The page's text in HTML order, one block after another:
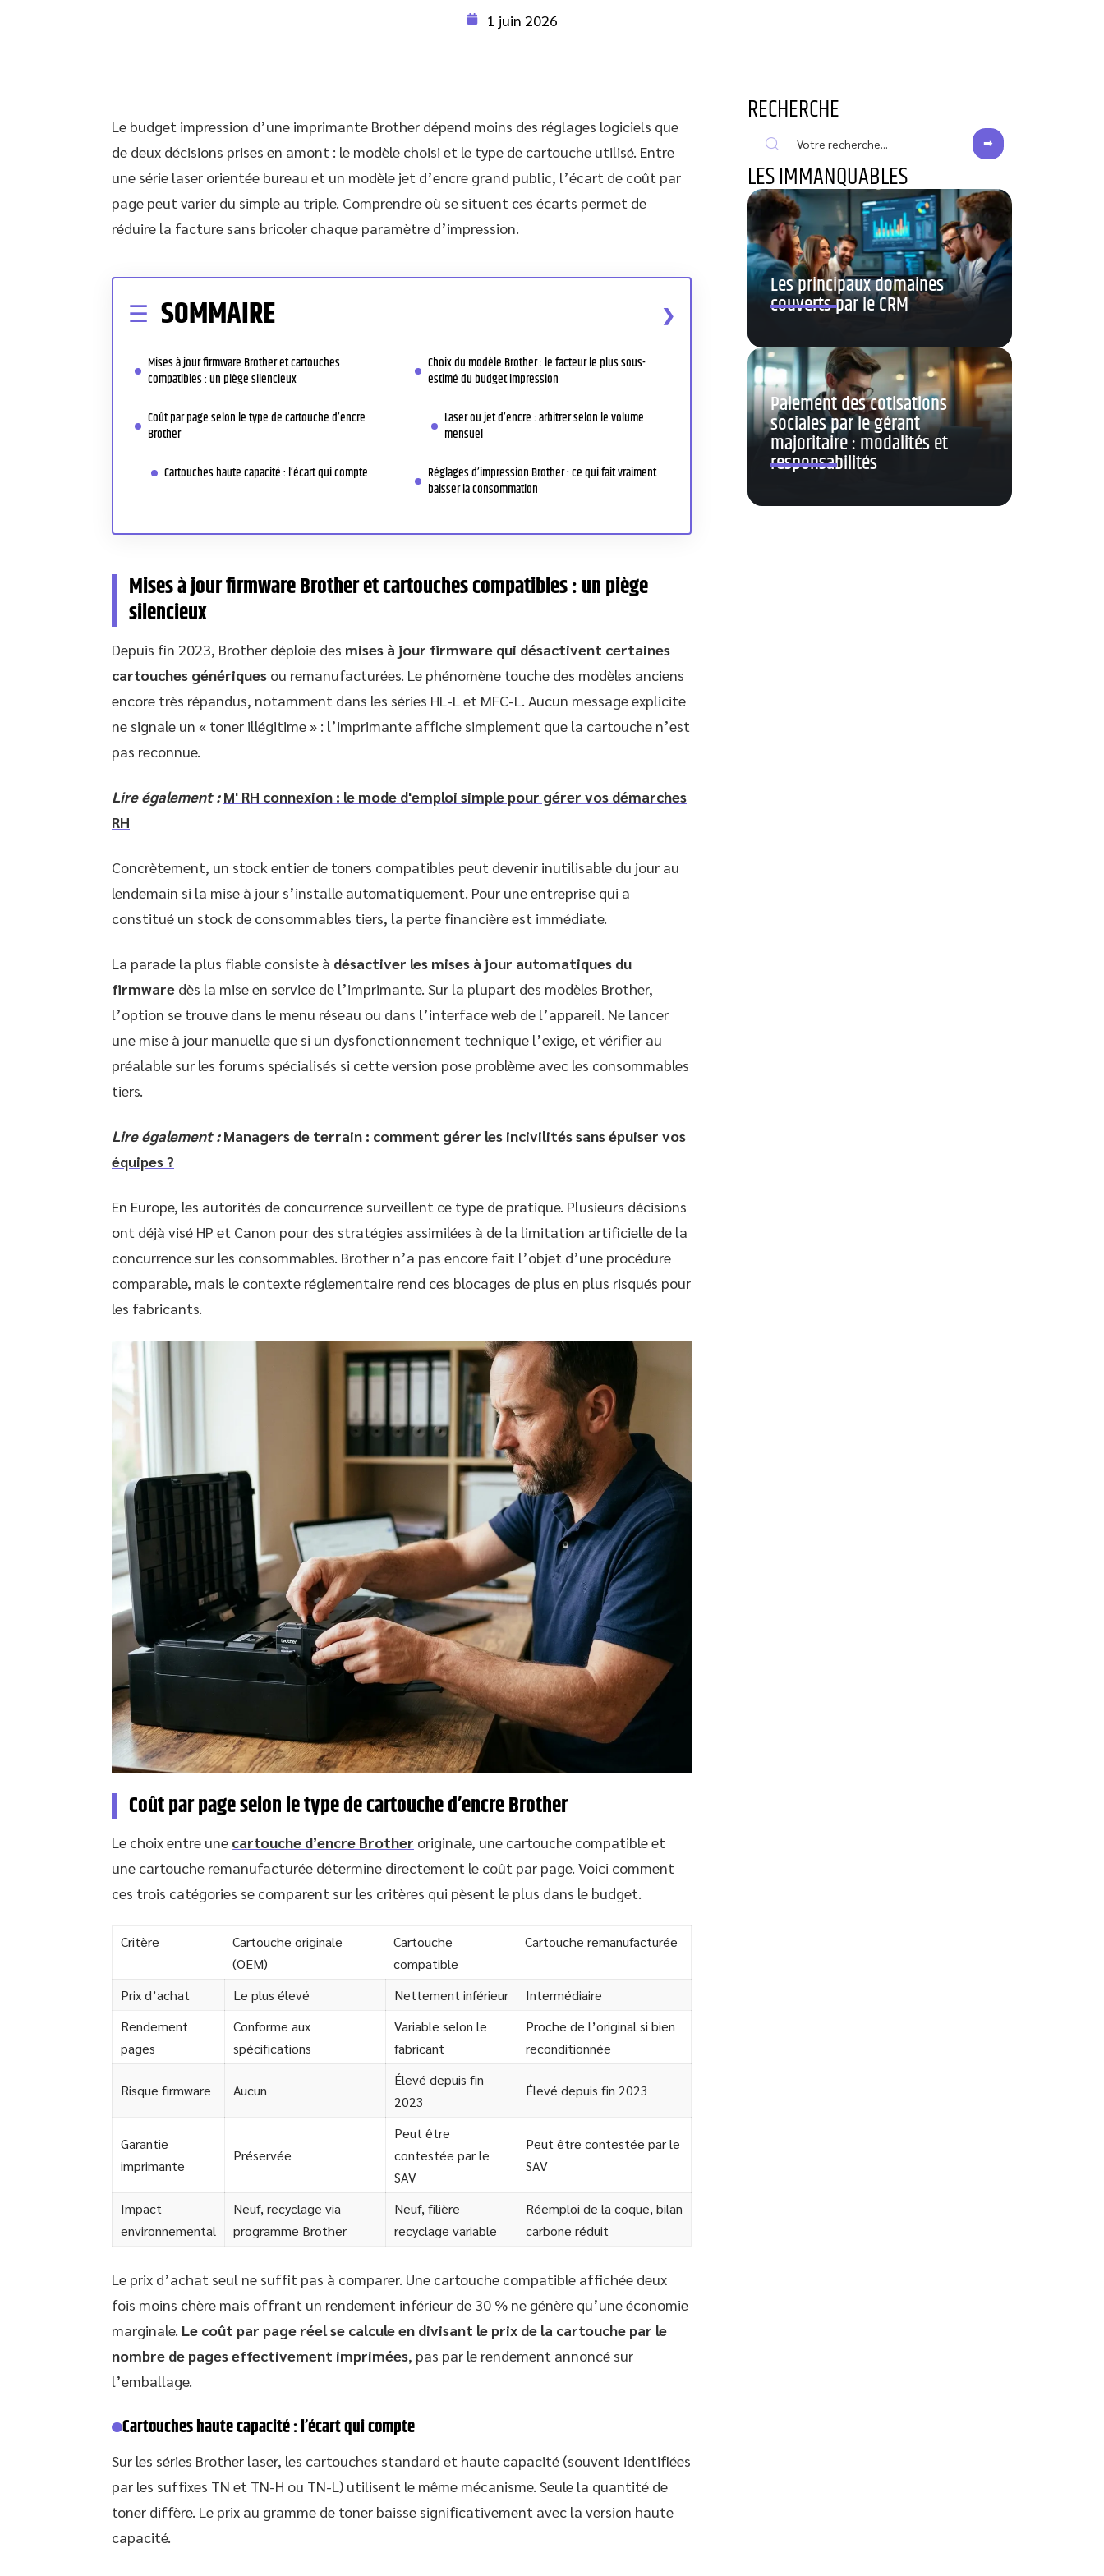
1 juin 2026
Le budget impression d’une imprimante Brother dépend moins des réglages logiciels que
de deux décisions prises en amont : le modèle choisi et le type de cartouche utilisé. Entre
une série laser orientée bureau et un modèle jet d’encre grand public, l’écart de coût par
page peut varier du simple au triple. Comprendre où se situent ces écarts permet de
réduire la facture sans bricoler chaque paramètre d’impression.
SOMMAIRE
Mises à jour firmware Brother et cartouches
compatibles : un piège silencieux
Coût par page selon le type de cartouche d’encre
Brother
Cartouches haute capacité : l’écart qui compte
Choix du modèle Brother : le facteur le plus sous-
estimé du budget impression
Laser ou jet d’encre : arbitrer selon le volume
mensuel
Réglages d’impression Brother : ce qui fait vraiment
baisser la consommation
Mises à jour firmware Brother et cartouches compatibles : un piège
silencieux
Depuis fin 2023, Brother déploie des mises à jour firmware qui désactivent certaines
cartouches génériques ou remanufacturées. Le phénomène touche des modèles anciens
encore très répandus, notamment dans les séries HL-L et MFC-L. Aucun message explicite
ne signale un « toner illégitime » : l’imprimante affiche simplement que la cartouche n’est
pas reconnue.
Lire également : M' RH connexion : le mode d'emploi simple pour gérer vos démarches
RH
Concrètement, un stock entier de toners compatibles peut devenir inutilisable du jour au
lendemain si la mise à jour s’installe automatiquement. Pour une entreprise qui a
constitué un stock de consommables tiers, la perte financière est immédiate.
La parade la plus fiable consiste à désactiver les mises à jour automatiques du
firmware dès la mise en service de l’imprimante. Sur la plupart des modèles Brother,
l’option se trouve dans le menu réseau ou dans l’interface web de l’appareil. Ne lancer
une mise à jour manuelle que si un dysfonctionnement technique l’exige, et vérifier au
préalable sur les forums spécialisés si cette version pose problème avec les consommables
tiers.
Lire également : Managers de terrain : comment gérer les incivilités sans épuiser vos
équipes ?
En Europe, les autorités de concurrence surveillent ce type de pratique. Plusieurs décisions
ont déjà visé HP et Canon pour des stratégies assimilées à de la limitation artificielle de la
concurrence sur les consommables. Brother n’a pas encore fait l’objet d’une procédure
comparable, mais le contexte réglementaire rend ces blocages de plus en plus risqués pour
les fabricants.
Coût par page selon le type de cartouche d’encre Brother
Le choix entre une cartouche d’encre Brother originale, une cartouche compatible et
une cartouche remanufacturée détermine directement le coût par page. Voici comment
ces trois catégories se comparent sur les critères qui pèsent le plus dans le budget.
Critère
Cartouche originale
(OEM)
Cartouche
compatible
Cartouche remanufacturée
Prix d’achat Le plus élevé Nettement inférieur
Intermédiaire
Rendement
pages
Conforme aux
spécifications
Variable selon le
fabricant
Proche de l’original si bien
reconditionnée
Risque firmware Aucun
Élevé depuis fin
2023
Élevé depuis fin 2023
Garantie
imprimante
Préservée
Peut être
contestée par le
SAV
Peut être contestée par le
SAV
Impact
environnemental
Neuf, recyclage via
programme Brother
Neuf, filière
recyclage variable
Réemploi de la coque, bilan
carbone réduit
Le prix d’achat seul ne suffit pas à comparer. Une cartouche compatible affichée deux
fois moins chère mais offrant un rendement inférieur de 30 % ne génère qu’une économie
marginale. Le coût par page réel se calcule en divisant le prix de la cartouche par le
nombre de pages effectivement imprimées, pas par le rendement annoncé sur
l’emballage.
Cartouches haute capacité : l’écart qui compte
Sur les séries Brother laser, les cartouches standard et haute capacité (souvent identifiées
par les suffixes TN et TN-H ou TN-L) utilisent le même mécanisme. Seule la quantité de
toner diffère. Le prix au gramme de toner baisse significativement avec la version haute
capacité.
RECHERCHE
LES IMMANQUABLES
Les principaux domaines
couverts par le CRM
Paiement des cotisations
sociales par le gérant
majoritaire : modalités et
responsabilités